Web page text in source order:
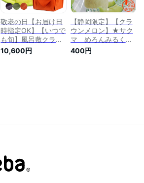
敬老の日【お届け日
時指定OK】【いつで
も旬】風呂敷クラウ
ンメロン(静岡県産)
山等級 1.3kg前後 1
10,600円
【静岡限定】【クラ
ウンメロン】★サク
マ めろんみるく
（58g）個別包装
【ヤマト運輸宅急
400円